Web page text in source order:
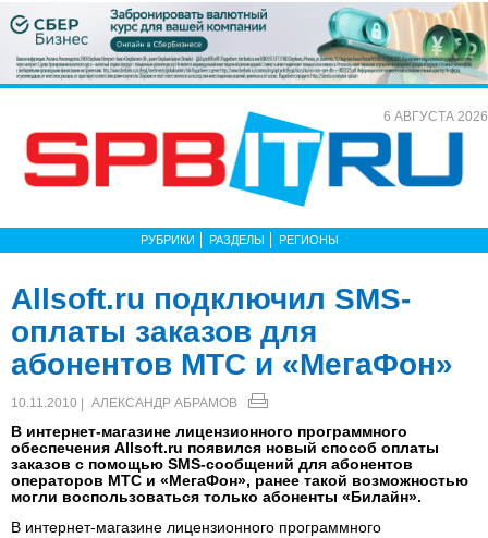
6 АВГУСТА 2026
РУБРИКИ РАЗДЕЛЫ РЕГИОНЫ
Allsoft.ru подключил SMS-
оплаты заказов для
абонентов МТС и «МегаФон»
10.11.2010 | АЛЕКСАНДР АБРАМОВ
В интернет-магазине лицензионного программного
обеспечения Allsoft.ru появился новый способ оплаты
заказов с помощью SMS-сообщений для абонентов
операторов МТС и «МегаФон», ранее такой возможностью
могли воспользоваться только абоненты «Билайн».
В интернет-магазине лицензионного программного